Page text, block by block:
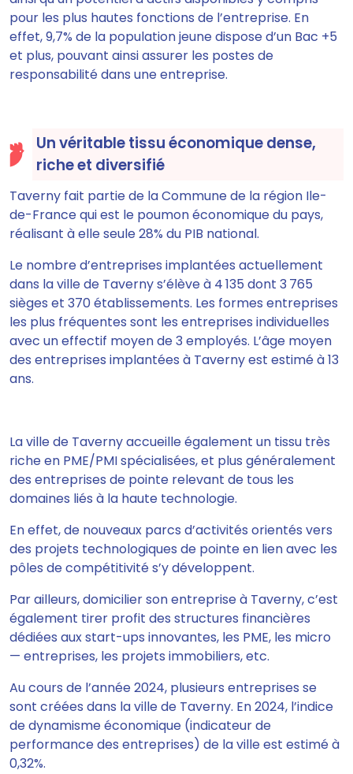
pour les plus hautes fonctions de l’entreprise. En
effet, 9,7% de la population jeune dispose d’un Bac +5
et plus, pouvant ainsi assurer les postes de
responsabilité dans une entreprise.
Un véritable tissu économique dense,
riche et diversifié
Taverny fait partie de la Commune de la région Ile-
de-France qui est le poumon économique du pays,
réalisant à elle seule 28% du PIB national.
Le nombre d’entreprises implantées actuellement
dans la ville de Taverny s’élève à 4 135 dont 3 765
sièges et 370 établissements. Les formes entreprises
les plus fréquentes sont les entreprises individuelles
avec un effectif moyen de 3 employés. L’âge moyen
des entreprises implantées à Taverny est estimé à 13
ans.
La ville de Taverny accueille également un tissu très
riche en PME/PMI spécialisées, et plus généralement
des entreprises de pointe relevant de tous les
domaines liés à la haute technologie.
En effet, de nouveaux parcs d’activités orientés vers
des projets technologiques de pointe en lien avec les
pôles de compétitivité s’y développent.
Par ailleurs, domicilier son entreprise à Taverny, c’est
également tirer profit des structures financières
dédiées aux start-ups innovantes, les PME, les micro
— entreprises, les projets immobiliers, etc.
Au cours de l’année 2024, plusieurs entreprises se
sont créées dans la ville de Taverny. En 2024, l’indice
de dynamisme économique (indicateur de
performance des entreprises) de la ville est estimé à
0,32%.